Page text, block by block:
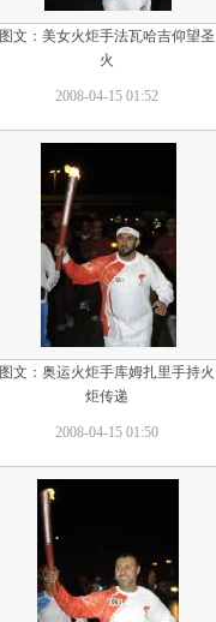
图文：美女火炬手法瓦哈吉仰望圣
火
2008-04-15 01:52
图文：奥运火炬手库姆扎里手持火
炬传递
2008-04-15 01:50